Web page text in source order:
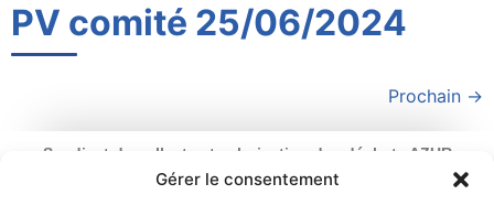
Gérer le consentement
PV comité 25/06/2024
Prochain →
Syndicat de collecte et valorisation des déchets AZUR
Ouverture : du lundi au vendredi